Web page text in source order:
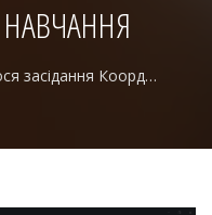
Відбулося засідання Координаційної ради з питань професійного навчання